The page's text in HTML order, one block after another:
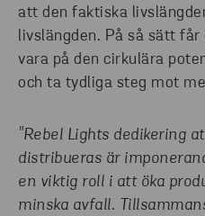
att den faktiska
livslängden. På så sätt
vara på den cirkulära
och ta tydliga steg mot
"Rebel Lights dedikering
distribueras är
en viktig roll i att öka
minska avfall.